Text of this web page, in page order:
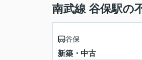
南武線 谷保駅の
谷保
新築・中古